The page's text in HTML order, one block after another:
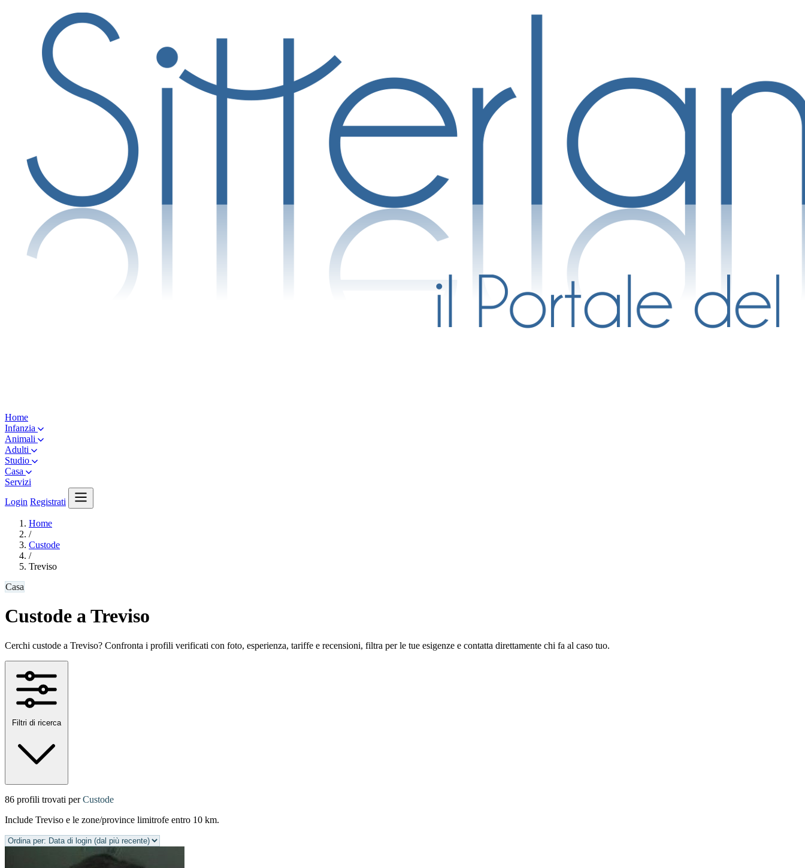
Home
Infanzia
Animali
Adulti
Studio
Casa
Servizi
Login Registrati
Home
/
Custode
/
Treviso
Casa
Custode a Treviso
Cerchi custode a Treviso? Confronta i profili verificati con foto, esperienza, tariffe e recensioni, filtra per le tue esigenze e contatta direttamente chi fa al caso tuo.
Filtri di ricerca
86 profili trovati perCustode
Include Treviso e le zone/province limitrofe entro 10 km.